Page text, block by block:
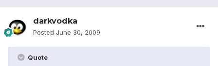
darkvodka
Posted June 30, 2009
Quote